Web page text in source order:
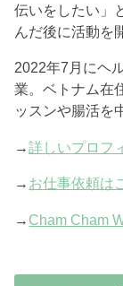
伝いをしたい」
んだ後に活動を
2022年7月にヘ
業。ベトナム在
ッスンや腸活を
→詳しいプロフ
→ お仕事依頼は
→ Cham Cham